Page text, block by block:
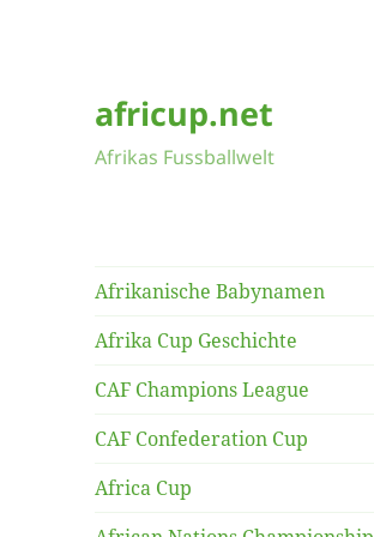
africup.net
Afrikas Fussballwelt
Afrikanische Babynamen
Afrika Cup Geschichte
CAF Champions League
CAF Confederation Cup
Africa Cup